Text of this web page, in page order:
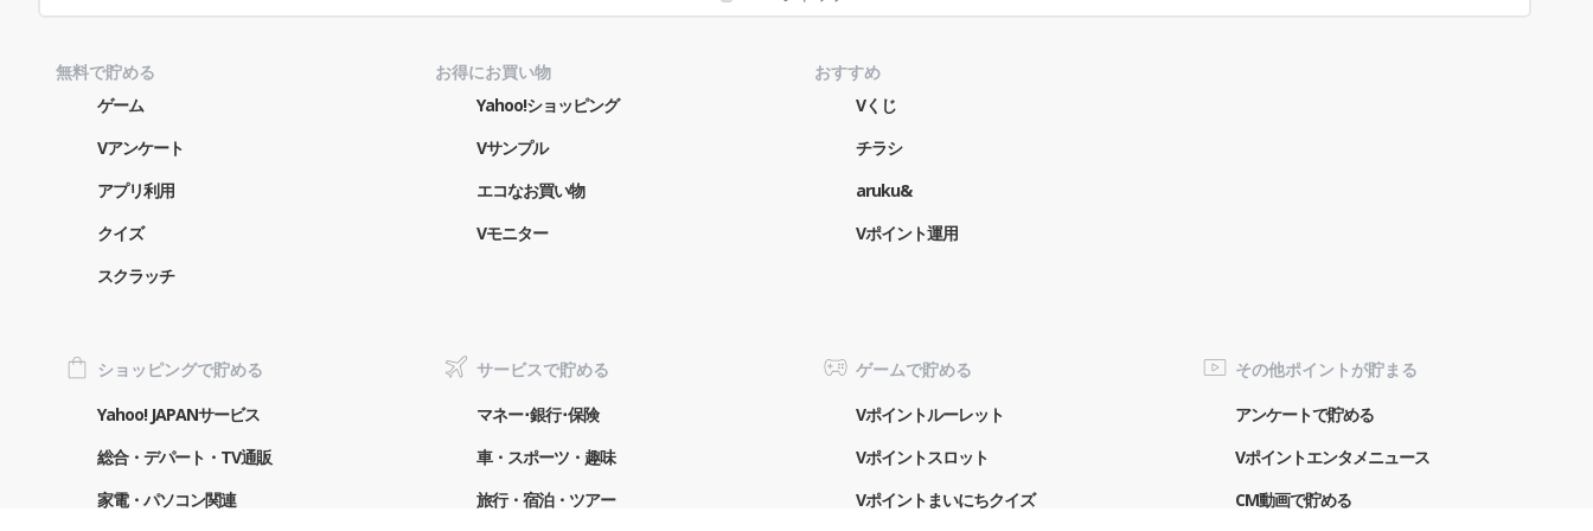
無料で貯める
ゲーム
Vアンケート
アプリ利用
クイズ
スクラッチ
お得にお買い物
Yahoo!ショッピング
Vサンプル
エコなお買い物
Vモニター
おすすめ
Vくじ
チラシ
aruku&
Vポイント運用
ショッピングで貯める
Yahoo! JAPANサービス
総合・デパート・TV通販
家電・パソコン関連
サービスで貯める
マネー･銀行･保険
車・スポーツ・趣味
旅行・宿泊・ツアー
ゲームで貯める
Vポイントルーレット
Vポイントスロット
Vポイントまいにちクイズ
その他ポイントが貯まる
アンケートで貯める
Vポイントエンタメニュース
CM動画で貯める